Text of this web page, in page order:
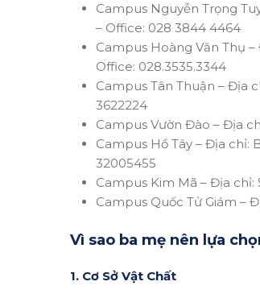
Campus Nguyễn Trọng
– Office: 028 3844 4464
Campus Hoàng Văn Thụ –
Office: 028.3535.3344
Campus Tân Thuận – Địa
3622224
Campus Vườn Đào – Địa
Campus Hồ Tây – Địa chỉ:
32005455
Campus Kim Mã – Địa chỉ:
Campus Quốc Tử Giám –
Vì sao ba mẹ nên lựa
1. Cơ Sở Vật Chất